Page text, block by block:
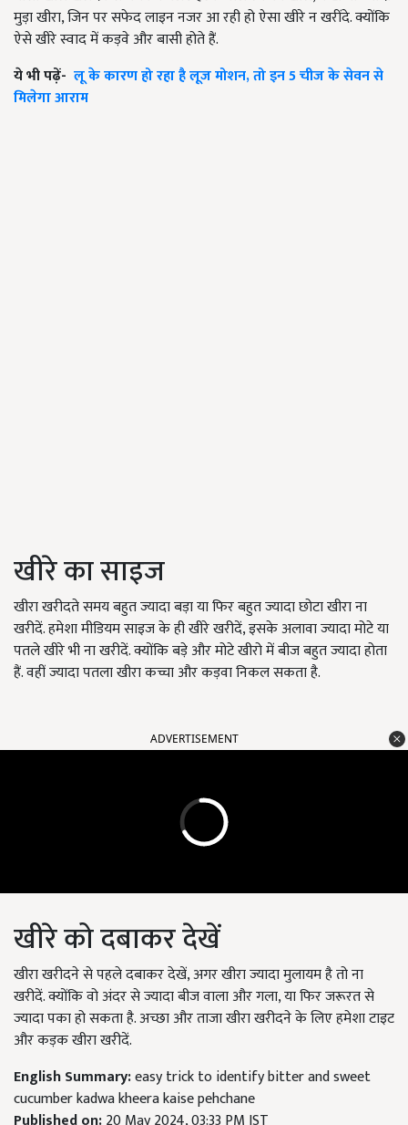
मुड़ा खीरा, जिन पर सफेद लाइन नजर आ रही हो ऐसा खीरे न खरींदे. क्योंकि
ऐसे खीरे स्वाद में कड़वे और बासी होते हैं.
ये भी पढ़ें- लू के कारण हो रहा है लूज मोशन, तो इन 5 चीज के सेवन से
मिलेगा आराम
खीरे का साइज
खीरा खरीदते समय बहुत ज्यादा बड़ा या फिर बहुत ज्यादा छोटा खीरा ना
खरीदें. हमेशा मीडियम साइज के ही खीरे खरीदें, इसके अलावा ज्यादा मोटे या
पतले खीरे भी ना खरीदें. क्योंकि बड़े और मोटे खीरो में बीज बहुत ज्यादा होता
हैं. वहीं ज्यादा पतला खीरा कच्चा और कड़वा निकल सकता है.
ADVERTISEMENT
खीरे को दबाकर देखें
खीरा खरीदने से पहले दबाकर देखें, अगर खीरा ज्यादा मुलायम है तो ना
खरीदें. क्योंकि वो अंदर से ज्यादा बीज वाला और गला, या फिर जरूरत से
ज्यादा पका हो सकता है. अच्छा और ताजा खीरा खरीदने के लिए हमेशा टाइट
और कड़क खीरा खरीदें.
English Summary:easy trick to identify bitter and sweet
cucumber kadwa kheera kaise pehchane